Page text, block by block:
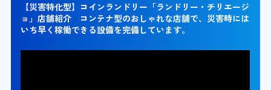
【災害特化型】コインランドリー「ランドリー・チリエージ
ョ」店舗紹介 コンテナ型のおしゃれな店舗で、災害時には
いち早く稼働できる設備を完備しています。